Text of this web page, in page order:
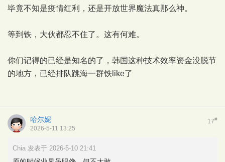
毕竟不知是疫情红利，还是开放世界魔法真那么神。
等到铁，大伙都忍不住了。这有何难。
你们记得的已经是知名的了，韩国这种技术效率资金没脱节
的地方，已经排队跳海一群铁like了
17#
哈尔妮
2026-5-11 13:25
Chia 发表于 2026-5-10 21:41